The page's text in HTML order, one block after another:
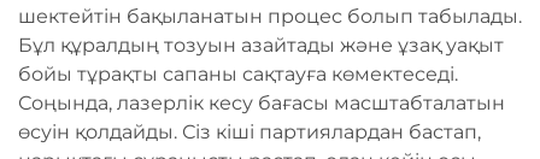
шектейтін бақыланатын процес болып табылады.
Бұл құралдың тозуын азайтады және ұзақ уақыт
бойы тұрақты сапаны сақтауға көмектеседі.
Соңында, лазерлік кесу бағасы масштабталатын
өсуін қолдайды. Сіз кіші партиялардан бастап,